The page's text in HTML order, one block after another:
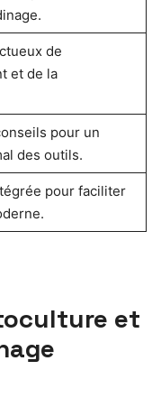
de
et de la
pour un
des outils.
pour faciliter
et